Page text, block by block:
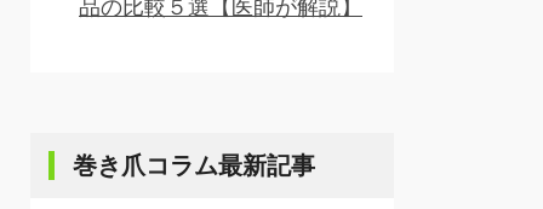
品の比較５選【医師が解説】
巻き爪コラム最新記事